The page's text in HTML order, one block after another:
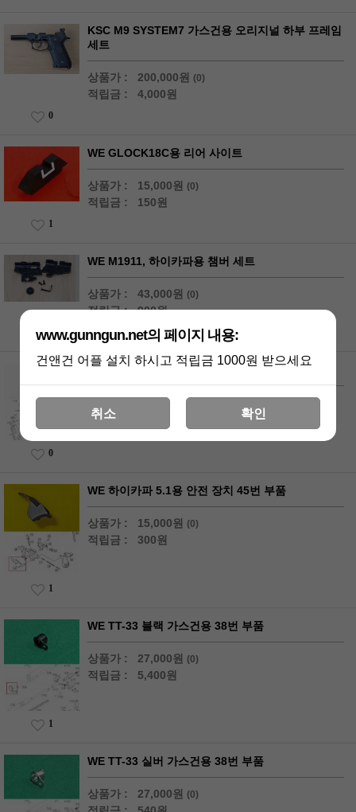
KSC M9 SYSTEM7 가스건용 오리지널 하부 프레임
세트
상품가 : 200,000원 (0)
적립금 : 4,000원
0
WE GLOCK18C용 리어 사이트
상품가 : 15,000원 (0)
적립금 : 150원
1
WE M1911, 하이카파용 챔버 세트
상품가 : 43,000원 (0)
적립금 : 900원
0
WE M84 CHEETA용 트리거 레버 48번 부품
16,000원
적립금 :
0
WE 하이카파 5.1용 안전 장치 45번 부품
상품가 : 15,000원 (0)
적립금 : 300원
1
WE TT-33 블랙 가스건용 38번 부품
상품가 : 27,000원 (0)
적립금 : 5,400원
1
WE TT-33 실버 가스건용 38번 부품
상품가 : 27,000원 (0)
www.gunngun.net의 페이지 내용:
건앤건 어플 설치 하시고 적립금 1000원 받으세요
취소 확인